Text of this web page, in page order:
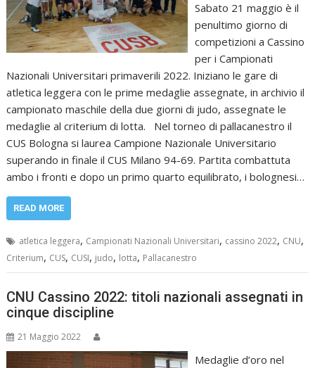
Sabato 21 maggio è il
penultimo giorno di
competizioni a Cassino
per i Campionati
Nazionali Universitari primaverili 2022. Iniziano le gare di
atletica leggera con le prime medaglie assegnate, in archivio il
campionato maschile della due giorni di judo, assegnate le
medaglie al criterium di lotta. Nel torneo di pallacanestro il
CUS Bologna si laurea Campione Nazionale Universitario
superando in finale il CUS Milano 94-69. Partita combattuta
ambo i fronti e dopo un primo quarto equilibrato, i bolognesi…
READ MORE
atletica leggera, Campionati Nazionali Universitari, cassino 2022, CNU,
Criterium, CUS, CUSI, judo, lotta, Pallacanestro
CNU Cassino 2022: titoli nazionali assegnati in
cinque discipline
21 Maggio 2022
Medaglie d’oro nel